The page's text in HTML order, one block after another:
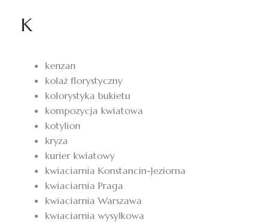
K
kenzan
kolaż florystyczny
kolorystyka bukietu
kompozycja kwiatowa
kotylion
kryza
kurier kwiatowy
kwiaciarnia Konstancin-Jeziorna
kwiaciarnia Praga
kwiaciarnia Warszawa
kwiaciarnia wysyłkowa